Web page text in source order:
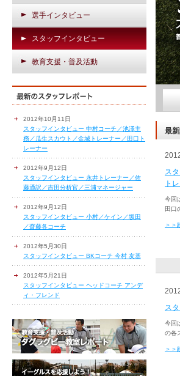
選手インタビュー
スタッフインタビュー
教育支援・普及活動
2012年10月11日
スタッフインタビュー 中村コーチ／池澤主
務／瓜生スカウト／金城トレーナー／田口ト
レーナー
2012年9月12日
スタッフインタビュー 永井トレーナー／佐
藤通訳／吉田分析官／三浦マネージャー
2012年9月12日
スタッフインタビュー 小村／ケイン／坂田
／齋藤各コーチ
2012年5月30日
スタッフインタビュー BKコーチ 今村 友基
2012年5月21日
スタッフインタビュー ヘッドコーチ アンデ
ィ・フレンド
最
ス
ト
今回
田口
＞＞
ス
今回
の各
＞＞